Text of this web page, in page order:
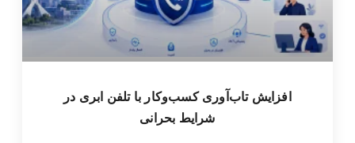
افزایش تاب‌آوری کسب‌وکار با تلفن ابری در
شرایط بحرانی